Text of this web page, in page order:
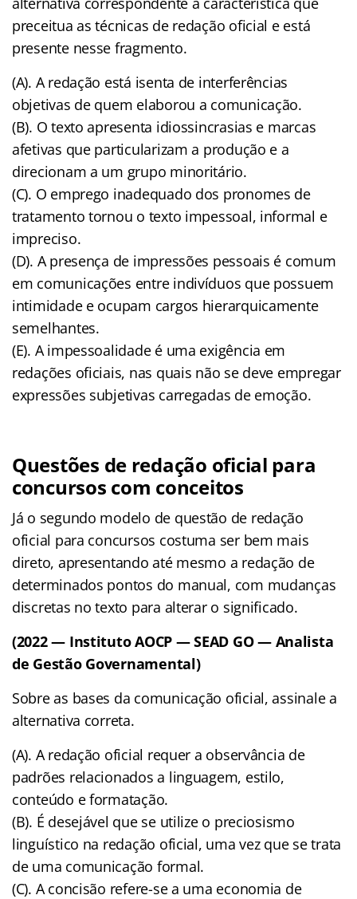
preceitua as técnicas de redação oficial e está
presente nesse fragmento.
(A). A redação está isenta de interferências
objetivas de quem elaborou a comunicação.
(B). O texto apresenta idiossincrasias e marcas
afetivas que particularizam a produção e a
direcionam a um grupo minoritário.
(C). O emprego inadequado dos pronomes de
tratamento tornou o texto impessoal, informal e
impreciso.
(D). A presença de impressões pessoais é comum
em comunicações entre indivíduos que possuem
intimidade e ocupam cargos hierarquicamente
semelhantes.
(E). A impessoalidade é uma exigência em
redações oficiais, nas quais não se deve empregar
expressões subjetivas carregadas de emoção.
Questões de redação oficial para
concursos com conceitos
Já o segundo modelo de questão de redação
oficial para concursos costuma ser bem mais
direto, apresentando até mesmo a redação de
determinados pontos do manual, com mudanças
discretas no texto para alterar o significado.
(2022 — Instituto AOCP — SEAD GO — Analista
de Gestão Governamental)
Sobre as bases da comunicação oficial, assinale a
alternativa correta.
(A). A redação oficial requer a observância de
padrões relacionados a linguagem, estilo,
conteúdo e formatação.
(B). É desejável que se utilize o preciosismo
linguístico na redação oficial, uma vez que se trata
de uma comunicação formal.
(C). A concisão refere-se a uma economia de